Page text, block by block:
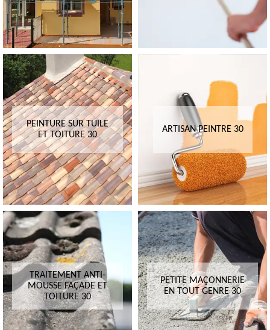
PEINTURE SUR TUILE
ET TOITURE 30
ARTISAN PEINTRE 30
TRAITEMENT ANTI-
MOUSSE FAÇADE ET
TOITURE 30
PETITE MAÇONNERIE
EN TOUT GENRE 30